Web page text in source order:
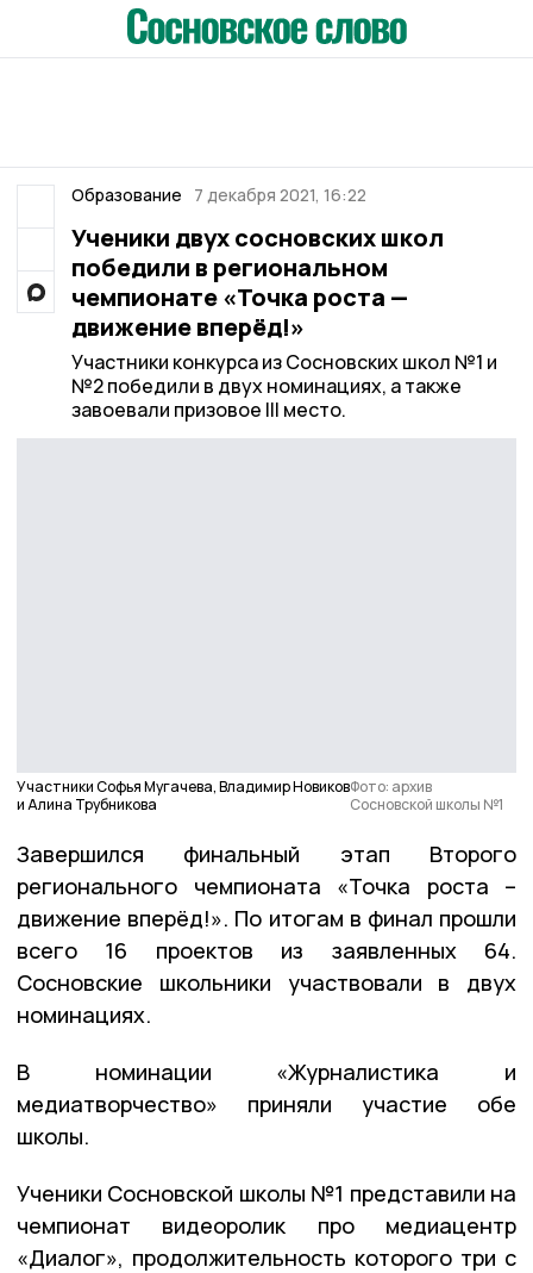
Образование 7 декабря 2021, 16:22
Ученики двух сосновских школ
победили в региональном
чемпионате «Точка роста —
движение вперёд!»
Участники конкурса из Сосновских школ №1 и
№2 победили в двух номинациях, а также
завоевали призовое III место.
Участники Софья Мугачева, Владимир Новиков
и Алина Трубникова
Фото: архив
Сосновской школы №1
Завершился финальный этап Второго
регионального чемпионата «Точка роста –
движение вперёд!». По итогам в финал прошли
всего 16 проектов из заявленных 64.
Сосновские школьники участвовали в двух
номинациях.
В номинации «Журналистика и
медиатворчество» приняли участие обе
школы.
Ученики Сосновской школы №1 представили на
чемпионат видеоролик про медиацентр
«Диалог», продолжительность которого три с